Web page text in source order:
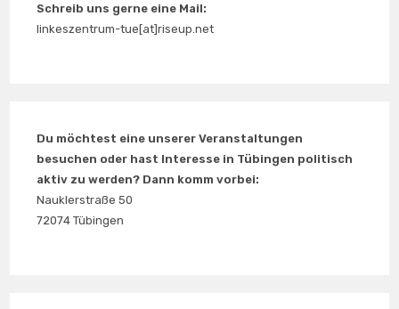
Schreib uns gerne eine Mail:
linkeszentrum-tue[at]riseup.net
Du möchtest eine unserer Veranstaltungen
besuchen oder hast Interesse in Tübingen politisch
aktiv zu werden? Dann komm vorbei:
Nauklerstraße 50
72074 Tübingen